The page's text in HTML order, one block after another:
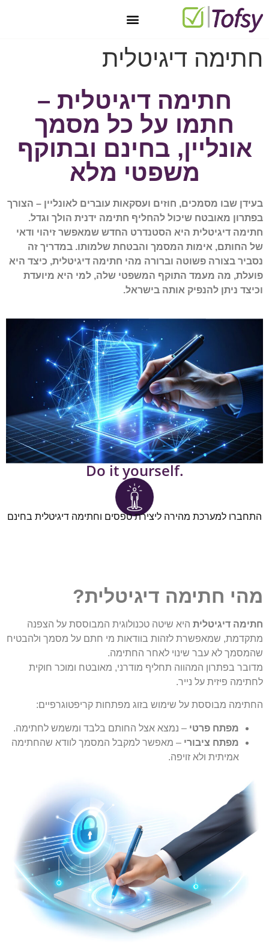
חתימה דיגיטלית
חתימה דיגיטלית –
חתמו על כל מסמך
אונליין, בחינם ובתוקף
משפטי מלא
בעידן שבו מסמכים, חוזים ועסקאות עוברים לאונליין – הצורך
בפתרון מאובטח שיכול להחליף חתימה ידנית הולך וגדל.
חתימה דיגיטלית היא הסטנדרט החדש שמאפשר זיהוי ודאי
של החותם, אימות המסמך והבטחת שלמותו. במדריך זה
נסביר בצורה פשוטה וברורה מהי חתימה דיגיטלית, כיצד היא
פועלת, מה מעמד התוקף המשפטי שלה, למי היא מיועדת
וכיצד ניתן להנפיק אותה בישראל.
.Do it yourself
התחברו למערכת מהירה ליצירת טפסים וחתימה דיגיטלית בחינם
מהי חתימה דיגיטלית?
חתימה דיגיטלית היא שיטה טכנולוגית המבוססת על הצפנה
מתקדמת, שמאפשרת לזהות בוודאות מי חתם על מסמך ולהבטיח
שהמסמך לא עבר שינוי לאחר החתימה.
מדובר בפתרון המהווה תחליף מודרני, מאובטח ומוכר חוקית
לחתימה פיזית על נייר.
החתימה מבוססת על שימוש בזוג מפתחות קריפטוגרפיים:
מפתח פרטי – נמצא אצל החותם בלבד ומשמש לחתימה.
מפתח ציבורי – מאפשר למקבל המסמך לוודא שהחתימה
אמיתית ולא זויפה.